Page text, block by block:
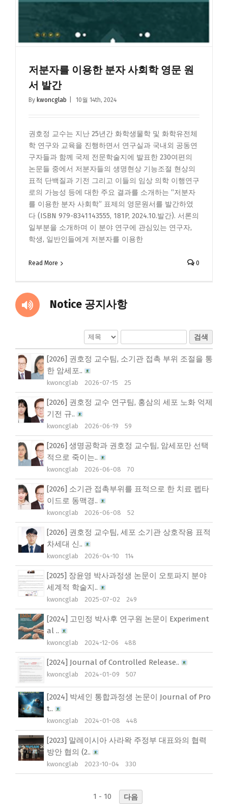
저분자를 이용한 분자 사회학 영문 원
서 발간
By kwoncglab 10월 14th, 2024
권호정 교수는 지난 25년간 화학생물학 및 화학유전체
학 연구와 교육을 진행하면서 연구실과 국내외 공동연
구자들과 함께 국제 전문학술지에 발표한 230여편의
논문들 중에서 저분자들의 생명현상 기능조절 현상의
표적 단백질과 기전 그리고 이들의 임상 의학 이행연구
로의 가능성 등에 대한 주요 결과를 소개하는 “저분자
를 이용한 분자 사회학” 표제의 영문원서를 발간하였
다 (ISBN 979-8341143555, 181P, 2024.10.발간). 서론의
일부분을 소개하며 이 분야 연구에 관심있는 연구자,
학생, 일반인들에게 저분자를 이용한
Read More 0
Notice 공지사항
검색
[2026] 권호정 교수팀, 소기관 접촉 부위 조절을 통
한 암세포..
kwoncglab 2026-07-15 25
[2026] 권호정 교수 연구팀, 홍삼의 세포 노화 억제
기전 규..
kwoncglab 2026-06-19 59
[2026] 생명공학과 권호정 교수팀, 암세포만 선택
적으로 죽이는..
kwoncglab 2026-06-08 70
[2026] 소기관 접촉부위를 표적으로 한 치료 펩타
이드로 동맥경..
kwoncglab 2026-06-08 52
[2026] 권호정 교수팀, 세포 소기관 상호작용 표적
차세대 신..
kwoncglab 2026-04-10 114
[2025] 장윤영 박사과정생 논문이 오토파지 분야
세계적 학술지..
kwoncglab 2025-07-02 249
[2024] 고민정 박사후 연구원 논문이 Experiment
al ..
kwoncglab 2024-12-06 488
[2024] Journal of Controlled Release..
kwoncglab 2024-01-09 507
[2024] 박세인 통합과정생 논문이 Journal of Pro
t..
kwoncglab 2024-01-08 448
[2023] 말레이시아 사라왁 주정부 대표와의 협력
방안 협의 (2..
kwoncglab 2023-10-04 330
1 - 10 다음